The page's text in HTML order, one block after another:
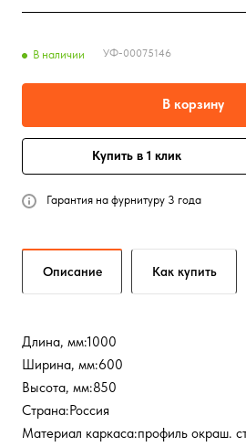
В наличии УФ-00075146
В корзину
Купить в 1 клик
Гарантия на фурнитуру 3 года
Описание Как купить
Длина, мм:1000
Ширина, мм:600
Высота, мм:850
Страна:Россия
Материал каркаса:профиль окраш.